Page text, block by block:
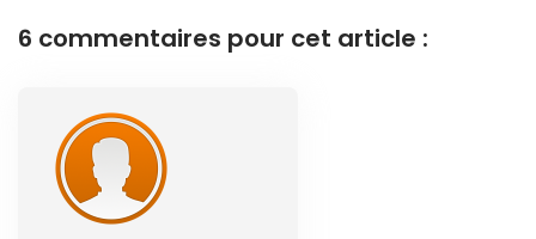
6 commentaires pour cet article :